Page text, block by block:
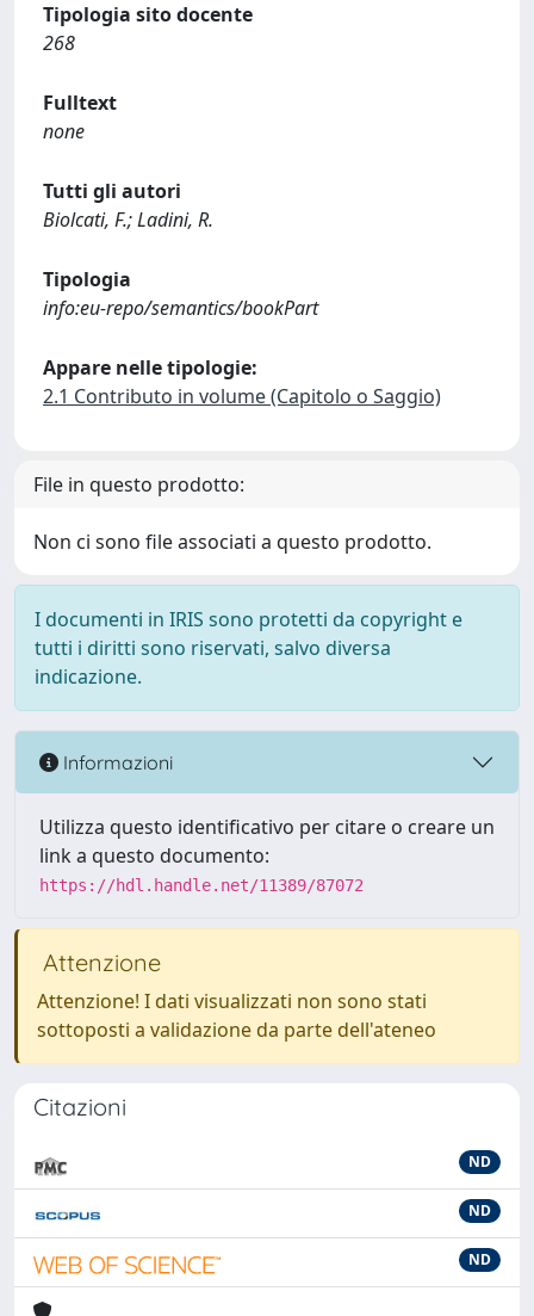
Tipologia sito docente
268
Fulltext
none
Tutti gli autori
Biolcati, F.; Ladini, R.
Tipologia
info:eu-repo/semantics/bookPart
Appare nelle tipologie:
2.1 Contributo in volume (Capitolo o Saggio)
File in questo prodotto:
Non ci sono file associati a questo prodotto.
I documenti in IRIS sono protetti da copyright e
tutti i diritti sono riservati, salvo diversa
indicazione.
Informazioni
Utilizza questo identificativo per citare o creare un
link a questo documento:
https://hdl.handle.net/11389/87072
Attenzione
Attenzione! I dati visualizzati non sono stati
sottoposti a validazione da parte dell'ateneo
Citazioni
ND
ND
ND